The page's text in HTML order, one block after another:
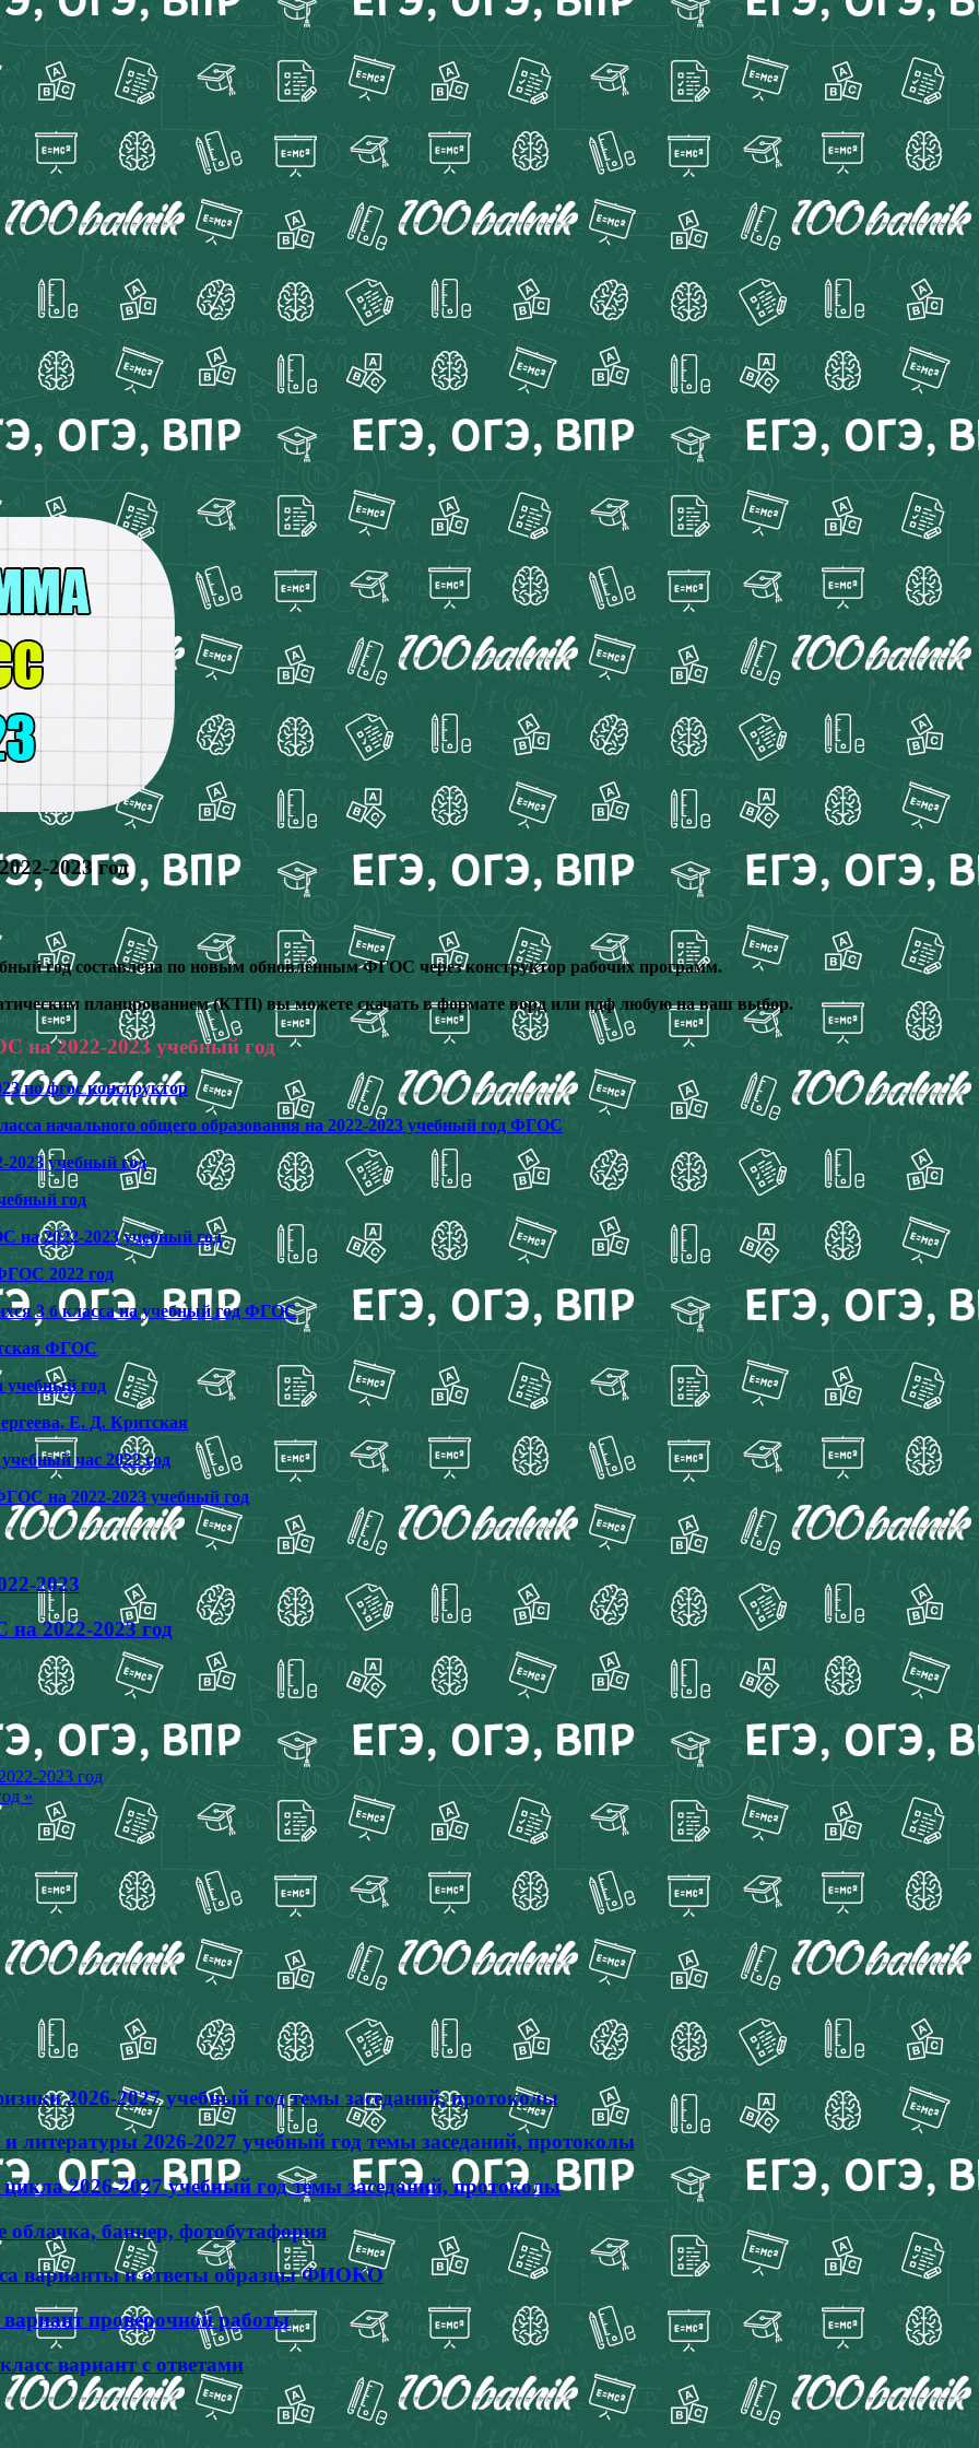
2023 год
год составлена по новым обновлённым ФГОС через конструктор рабочих программ.
планированием (КТП) вы можете скачать в формате ворд или пдф любую на ваш выбор.
на 2022-2023 учебный год
по фгос конструктор
начального общего образования на 2022-2023 учебный год ФГОС
учебный год
год
на 2022-2023 учебный год
2022 год
3 б класса на учебный год ФГОС
ФГОС
учебный год
Е. Д. Критская
час 2022 год
на 2022-2023 учебный год
2023
2022-2023 год
2023 год
»
2026-2027 учебный год темы заседаний, протоколы
2026-2027 учебный год темы заседаний, протоколы
2026-2027 учебный год темы заседаний, протоколы
облачка, баннер, фотобутафория
варианты и ответы образцы ФИОКО
проверочной работы
вариант с ответами